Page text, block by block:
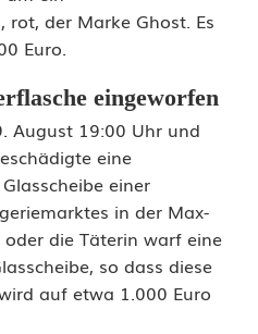
der Marke Ghost. Es
Euro.
eingeworfen
August 19:00 Uhr und
eine
einer
in der Max-
oder die Täterin warf eine
so dass diese
auf etwa 1.000 Euro